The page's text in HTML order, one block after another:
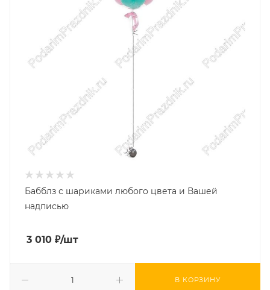
Бабблз с шариками любого цвета и Вашей
надписью
3 010 ₽/шт
В КОРЗИНУ